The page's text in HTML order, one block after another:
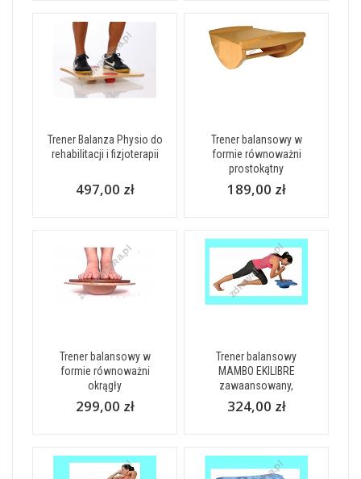
Trener Balanza Physio do
rehabilitacji i fizjoterapii
497,00 zł
Trener balansowy w
formie równoważni
prostokątny
189,00 zł
Trener balansowy w
formie równoważni
okrągły
299,00 zł
Trener balansowy
MAMBO EKILIBRE
zawaansowany,
324,00 zł